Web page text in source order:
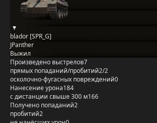
blador [SPR_G]
JPanther
Выжил
Произведено выстрелов7
прямых попаданий/пробитий2/2
осколочно-фугасных повреждений0
Нанесение урона184
с дистанции свыше 300 м166
Получено попаданий2
пробитий2